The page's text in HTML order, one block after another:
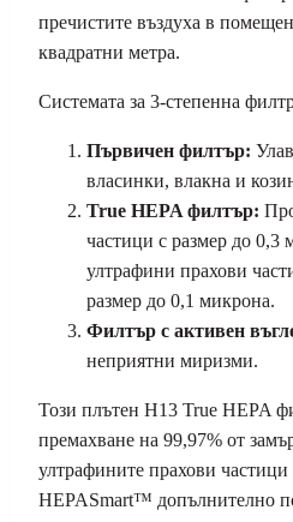
пречистите въздуха в
квадратни метра.
Системата за 3-степенна
Първичен филтър:
власинки, влакна и
True HEPA филтър:
частици с размер до 0,3
ултрафини прахови
размер до 0,1 микрона.
Филтър с активен
неприятни миризми.
Този плътен H13 True HEPA
премахване на 99,97% от
ултрафините прахови частици
HEPASmart™ допълнително